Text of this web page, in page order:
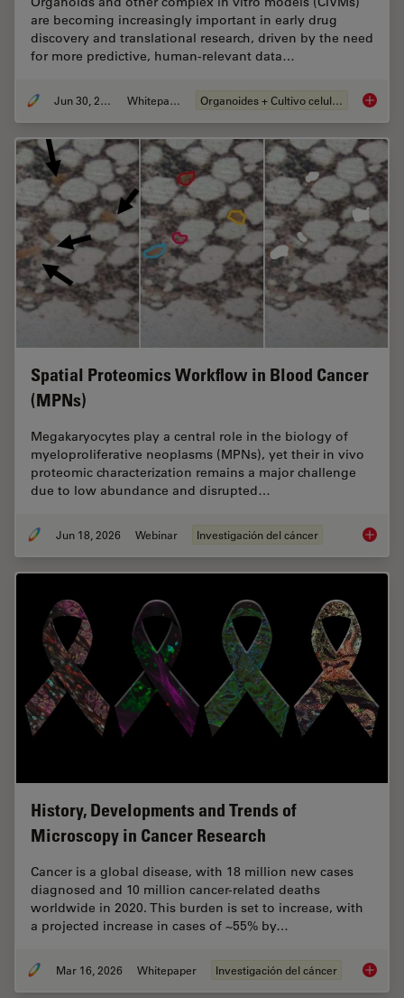
are becoming increasingly important in early drug
discovery and translational research, driven by the need
for more predictive, human-relevant data…
Jun 30, 2026 Whitepaper Organoides + Cultivo celular 3D
Spatial Proteomics Workflow in Blood Cancer
(MPNs)
Megakaryocytes play a central role in the biology of
myeloproliferative neoplasms (MPNs), yet their in vivo
proteomic characterization remains a major challenge
due to low abundance and disrupted…
Jun 18, 2026 Webinar Investigación del cáncer Spatial
History, Developments and Trends of
Microscopy in Cancer Research
Cancer is a global disease, with 18 million new cases
diagnosed and 10 million cancer-related deaths
worldwide in 2020. This burden is set to increase, with
a projected increase in cases of ~55% by…
Mar 16, 2026 Whitepaper Investigación del cáncer